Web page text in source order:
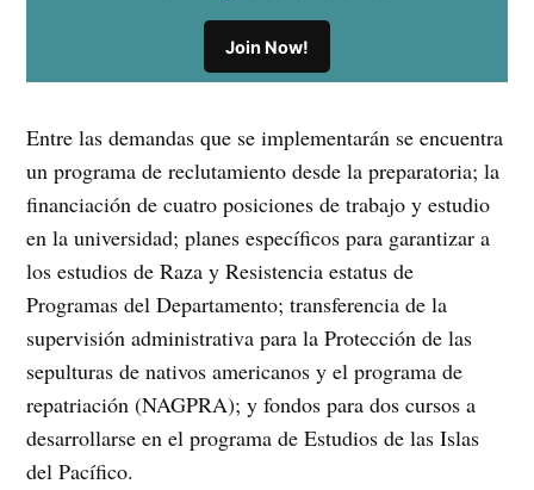
Join Now!
Entre las demandas que se implementarán se encuentra
un programa de reclutamiento desde la preparatoria; la
financiación de cuatro posiciones de trabajo y estudio
en la universidad; planes específicos para garantizar a
los estudios de Raza y Resistencia estatus de
Programas del Departamento; transferencia de la
supervisión administrativa para la Protección de las
sepulturas de nativos americanos y el programa de
repatriación (NAGPRA); y fondos para dos cursos a
desarrollarse en el programa de Estudios de las Islas
del Pacífico.